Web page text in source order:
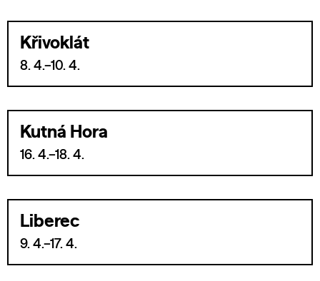
Křivoklát
8. 4.–10. 4.
Kutná Hora
16. 4.–18. 4.
Liberec
9. 4.–17. 4.